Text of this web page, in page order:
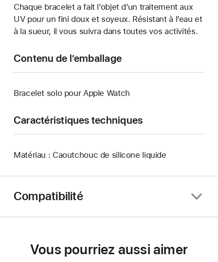
Chaque bracelet a fait l’objet d’un traitement aux
UV pour un fini doux et soyeux. Résistant à l’eau et
à la sueur, il vous suivra dans toutes vos activités.
Contenu de l’emballage
Bracelet solo pour Apple Watch
Caractéristiques techniques
Matériau : Caoutchouc de silicone liquide
Compatibilité
Vous pourriez aussi aimer